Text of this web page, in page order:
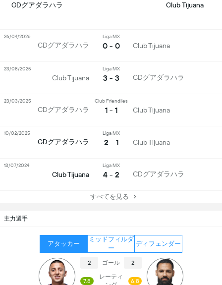
主力選手
アタッカー
ミッドフィルダ
ー
ディフェンダー
2 ゴール 2
7.8
レーティ
6.8
CDグアダラハラ Club Tijuana
CDグアダラハラ
Liga MX
0 - 0 Club Tijuana
26/04/2026
Club Tijuana
Liga MX
3 - 3 CDグアダラハラ
23/08/2025
CDグアダラハラ
Club Friendlies
1 - 1 Club Tijuana
23/03/2025
CDグアダラハラ
Liga MX
2 - 1 Club Tijuana
10/02/2025
Club Tijuana
Liga MX
4 - 2 CDグアダラハラ
13/07/2024
すべてを見る